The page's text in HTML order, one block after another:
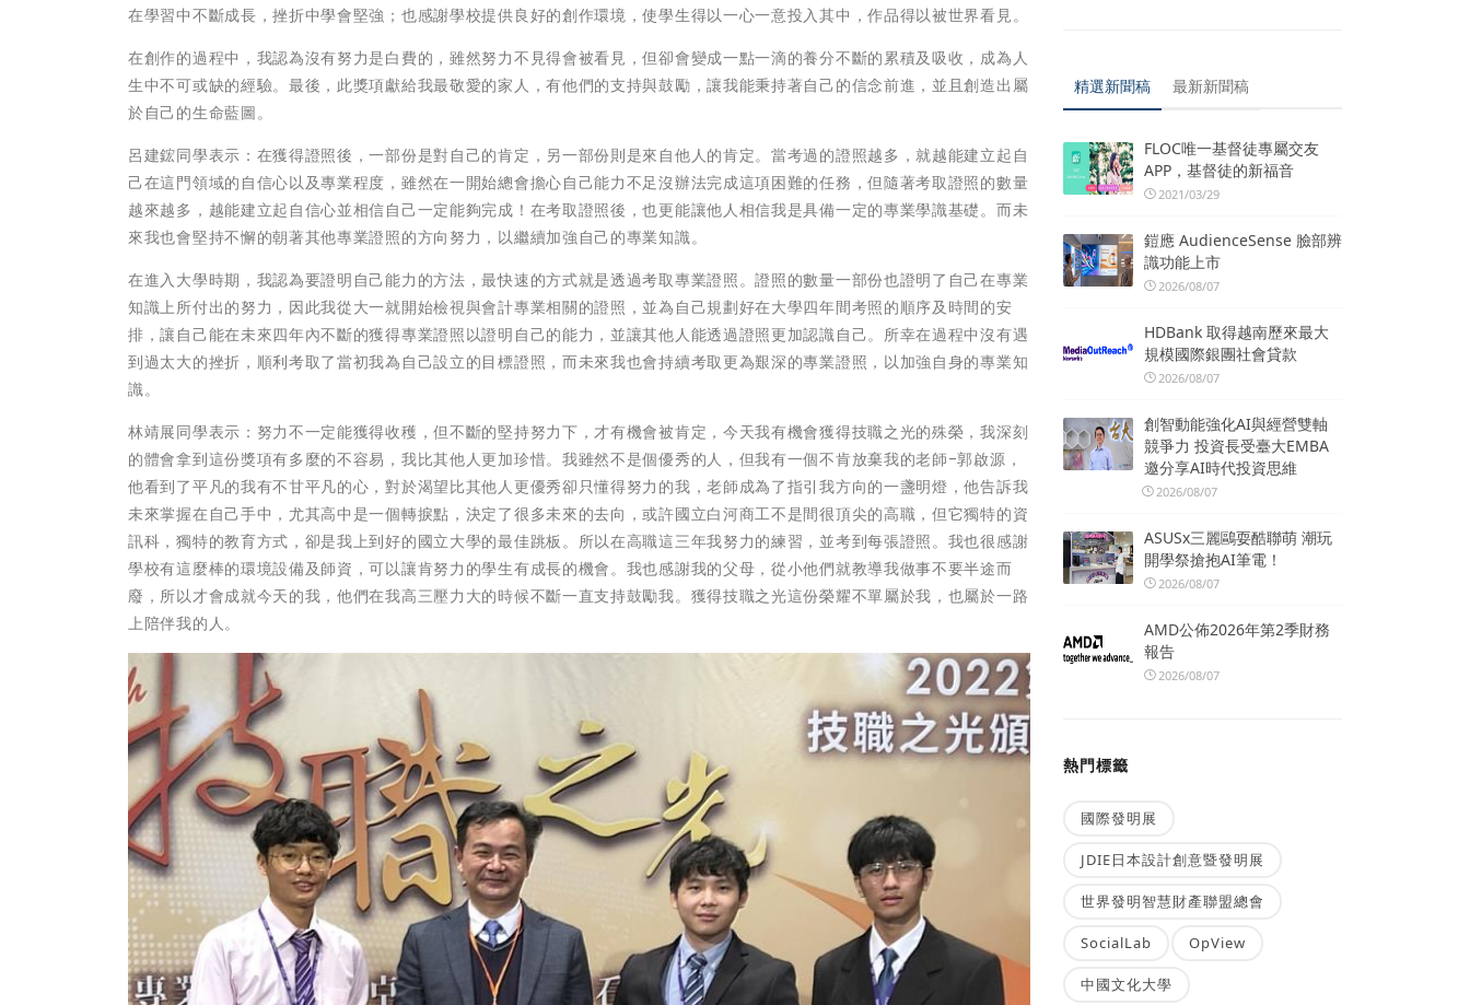
在學習中不斷成長，挫折中學會堅強；也感謝學校提供良好的創作環境，使學生得以一心一意投入其中，作品得以被世界看見。
在創作的過程中，我認為沒有努力是白費的，雖然努力不見得會被看見，但卻會變成一點一滴的養分不斷的累積及吸收，成為人
生中不可或缺的經驗。最後，此獎項獻給我最敬愛的家人，有他們的支持與鼓勵，讓我能秉持著自己的信念前進，並且創造出屬
於自己的生命藍圖。
呂建鋐同學表示：在獲得證照後，一部份是對自己的肯定，另一部份則是來自他人的肯定。當考過的證照越多，就越能建立起自
己在這門領域的自信心以及專業程度，雖然在一開始總會擔心自己能力不足沒辦法完成這項困難的任務，但隨著考取證照的數量
越來越多，越能建立起自信心並相信自己一定能夠完成！在考取證照後，也更能讓他人相信我是具備一定的專業學識基礎。而未
來我也會堅持不懈的朝著其他專業證照的方向努力，以繼續加強自己的專業知識。
在進入大學時期，我認為要證明自己能力的方法，最快速的方式就是透過考取專業證照。證照的數量一部份也證明了自己在專業
知識上所付出的努力，因此我從大一就開始檢視與會計專業相關的證照，並為自己規劃好在大學四年間考照的順序及時間的安
排，讓自己能在未來四年內不斷的獲得專業證照以證明自己的能力，並讓其他人能透過證照更加認識自己。所幸在過程中沒有遇
到過太大的挫折，順利考取了當初我為自己設立的目標證照，而未來我也會持續考取更為艱深的專業證照，以加強自身的專業知
識。
林靖展同學表示：努力不一定能獲得收穫，但不斷的堅持努力下，才有機會被肯定，今天我有機會獲得技職之光的殊榮，我深刻
的體會拿到這份獎項有多麼的不容易，我比其他人更加珍惜。我雖然不是個優秀的人，但我有一個不肯放棄我的老師-郭啟源，
他看到了平凡的我有不甘平凡的心，對於渴望比其他人更優秀卻只懂得努力的我，老師成為了指引我方向的一盞明燈，他告訴我
未來掌握在自己手中，尤其高中是一個轉捩點，決定了很多未來的去向，或許國立白河商工不是間很頂尖的高職，但它獨特的資
訊科，獨特的教育方式，卻是我上到好的國立大學的最佳跳板。所以在高職這三年我努力的練習，並考到每張證照。我也很感謝
學校有這麼棒的環境設備及師資，可以讓肯努力的學生有成長的機會。我也感謝我的父母，從小他們就教導我做事不要半途而
廢，所以才會成就今天的我，他們在我高三壓力大的時候不斷一直支持鼓勵我。獲得技職之光這份榮耀不單屬於我，也屬於一路
上陪伴我的人。
精選新聞稿 最新新聞稿
FLOC唯一基督徒專屬交友
APP，基督徒的新福音
2021/03/29
鎧應 AudienceSense 臉部辨
識功能上市
2026/08/07
HDBank 取得越南歷來最大
規模國際銀團社會貸款
2026/08/07
創智動能強化AI與經營雙軸
競爭力 投資長受臺大EMBA
邀分享AI時代投資思維
2026/08/07
ASUSx三麗鷗耍酷聯萌 潮玩
開學祭搶抱AI筆電！
2026/08/07
AMD公佈2026年第2季財務
報告
2026/08/07
熱門標籤
國際發明展
JDIE日本設計創意暨發明展
世界發明智慧財產聯盟總會
SocialLab OpView
中國文化大學